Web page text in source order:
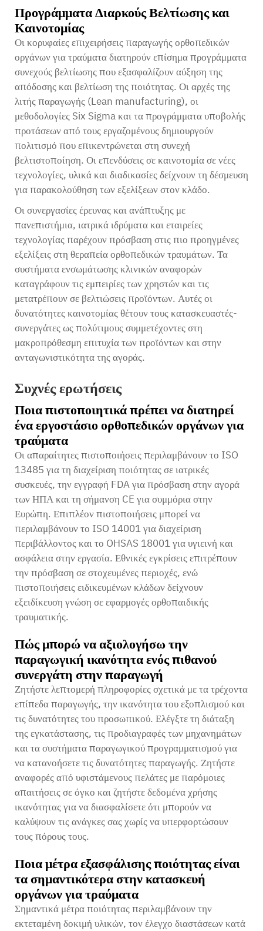
Προγράμματα Διαρκούς Βελτίωσης και
Καινοτομίας
Οι κορυφαίες επιχειρήσεις παραγωγής ορθοπεδικών
οργάνων για τραύματα διατηρούν επίσημα προγράμματα
συνεχούς βελτίωσης που εξασφαλίζουν αύξηση της
απόδοσης και βελτίωση της ποιότητας. Οι αρχές της
λιτής παραγωγής (Lean manufacturing), οι
μεθοδολογίες Six Sigma και τα προγράμματα υποβολής
προτάσεων από τους εργαζομένους δημιουργούν
πολιτισμό που επικεντρώνεται στη συνεχή
βελτιστοποίηση. Οι επενδύσεις σε καινοτομία σε νέες
τεχνολογίες, υλικά και διαδικασίες δείχνουν τη δέσμευση
για παρακολούθηση των εξελίξεων στον κλάδο.
Οι συνεργασίες έρευνας και ανάπτυξης με
πανεπιστήμια, ιατρικά ιδρύματα και εταιρείες
τεχνολογίας παρέχουν πρόσβαση στις πιο προηγμένες
εξελίξεις στη θεραπεία ορθοπεδικών τραυμάτων. Τα
συστήματα ενσωμάτωσης κλινικών αναφορών
καταγράφουν τις εμπειρίες των χρηστών και τις
μετατρέπουν σε βελτιώσεις προϊόντων. Αυτές οι
δυνατότητες καινοτομίας θέτουν τους κατασκευαστές-
συνεργάτες ως πολύτιμους συμμετέχοντες στη
μακροπρόθεσμη επιτυχία των προϊόντων και στην
ανταγωνιστικότητα της αγοράς.
Συχνές ερωτήσεις
Ποια πιστοποιητικά πρέπει να διατηρεί
ένα εργοστάσιο ορθοπεδικών οργάνων για
τραύματα
Οι απαραίτητες πιστοποιήσεις περιλαμβάνουν το ISO
13485 για τη διαχείριση ποιότητας σε ιατρικές
συσκευές, την εγγραφή FDA για πρόσβαση στην αγορά
των ΗΠΑ και τη σήμανση CE για συμμόρια στην
Ευρώπη. Επιπλέον πιστοποιήσεις μπορεί να
περιλαμβάνουν το ISO 14001 για διαχείριση
περιβάλλοντος και το OHSAS 18001 για υγιεινή και
ασφάλεια στην εργασία. Εθνικές εγκρίσεις επιτρέπουν
την πρόσβαση σε στοχευμένες περιοχές, ενώ
πιστοποιήσεις ειδικευμένων κλάδων δείχνουν
εξειδίκευση γνώση σε εφαρμογές ορθοπαιδικής
τραυματικής.
Πώς μπορώ να αξιολογήσω την
παραγωγική ικανότητα ενός πιθανού
συνεργάτη στην παραγωγή
Ζητήστε λεπτομερή πληροφορίες σχετικά με τα τρέχοντα
επίπεδα παραγωγής, την ικανότητα του εξοπλισμού και
τις δυνατότητες του προσωπικού. Ελέγξτε τη διάταξη
της εγκατάστασης, τις προδιαγραφές των μηχανημάτων
και τα συστήματα παραγωγικού προγραμματισμού για
να κατανοήσετε τις δυνατότητες παραγωγής. Ζητήστε
αναφορές από υφιστάμενους πελάτες με παρόμοιες
απαιτήσεις σε όγκο και ζητήστε δεδομένα χρήσης
ικανότητας για να διασφαλίσετε ότι μπορούν να
καλύψουν τις ανάγκες σας χωρίς να υπερφορτώσουν
τους πόρους τους.
Ποια μέτρα εξασφάλισης ποιότητας είναι
τα σημαντικότερα στην κατασκευή
οργάνων για τραύματα
Σημαντικά μέτρα ποιότητας περιλαμβάνουν την
εκτεταμένη δοκιμή υλικών, τον έλεγχο διαστάσεων κατά